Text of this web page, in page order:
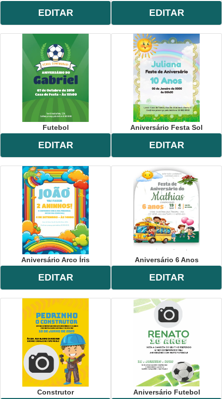
EDITAR EDITAR
Futebol
EDITAR
Aniversário Festa Sol
EDITAR
Aniversário Arco Íris
EDITAR
Aniversário 6 Anos
EDITAR
Construtor Aniversário Futebol